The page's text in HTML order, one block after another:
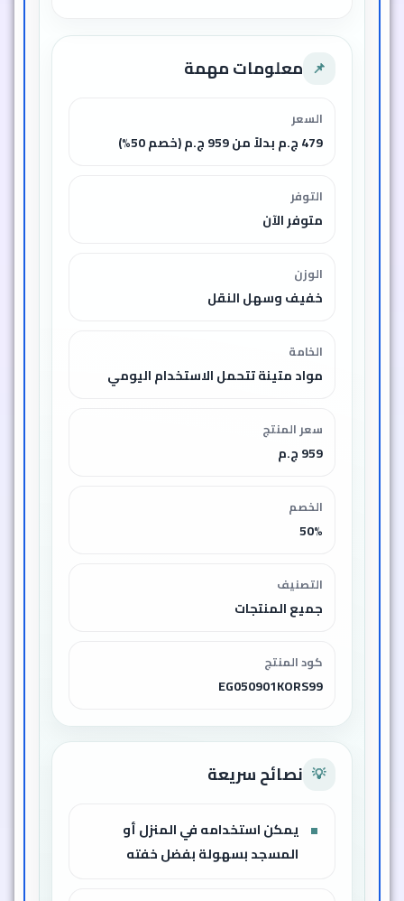
📌 معلومات مهمة
السعر
479 ج.م بدلاً من 959 ج.م (خصم 50%)
التوفر
متوفر الآن
الوزن
خفيف وسهل النقل
الخامة
مواد متينة تتحمل الاستخدام اليومي
سعر المنتج
959 ج.م
الخصم
50%
التصنيف
جميع المنتجات
كود المنتج
EG050901KORS99
💡 نصائح سريعة
يمكن استخدامه في المنزل أو
المسجد بسهولة بفضل خفته